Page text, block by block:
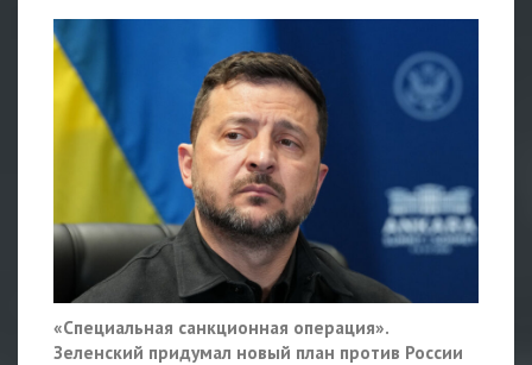
«Специальная санкционная операция».
Зеленский придумал новый план против России